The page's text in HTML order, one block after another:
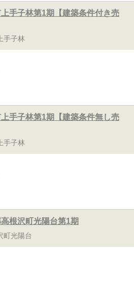
手子林第1期【建築条件付き売
手子林
手子林第1期【建築条件無し売
手子林
根沢町光陽台第1期
町光陽台